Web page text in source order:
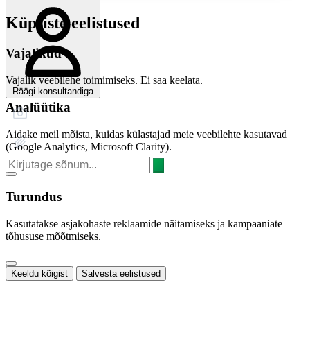
Räägi konsultandiga
Küpsiste eelistused
Vajalikud
Vajalik veebilehe toimimiseks. Ei saa keelata.
Analüütika
Aidake meil mõista, kuidas külastajad meie veebilehte kasutavad
(Google Analytics, Microsoft Clarity).
Turundus
Kasutatakse asjakohaste reklaamide näitamiseks ja kampaaniate
tõhususe mõõtmiseks.
Keeldu kõigist Salvesta eelistused